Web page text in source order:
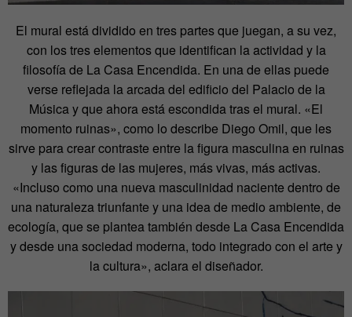
El mural está dividido en tres partes que juegan, a su vez,
con los tres elementos que identifican la actividad y la
filosofía de La Casa Encendida. En una de ellas puede
verse reflejada la arcada del edificio del Palacio de la
Música y que ahora está escondida tras el mural. «El
momento ruinas», como lo describe Diego Omil, que les
sirve para crear contraste entre la figura masculina en ruinas
y las figuras de las mujeres, más vivas, más activas.
«Incluso como una nueva masculinidad naciente dentro de
una naturaleza triunfante y una idea de medio ambiente, de
ecología, que se plantea también desde La Casa Encendida
y desde una sociedad moderna, todo integrado con el arte y
la cultura», aclara el diseñador.